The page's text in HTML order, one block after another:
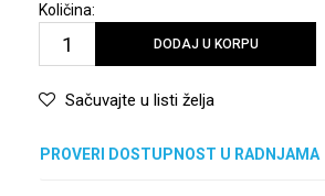
Količina:
DODAJ U KORPU
Sačuvajte u listi želja
PROVERI DOSTUPNOST U RADNJAMA